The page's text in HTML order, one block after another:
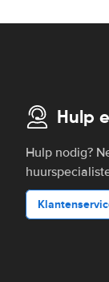
Hulp
Hulp nodig?